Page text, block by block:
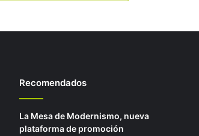
Recomendados
La Mesa de Modernismo, nueva
plataforma de promoción